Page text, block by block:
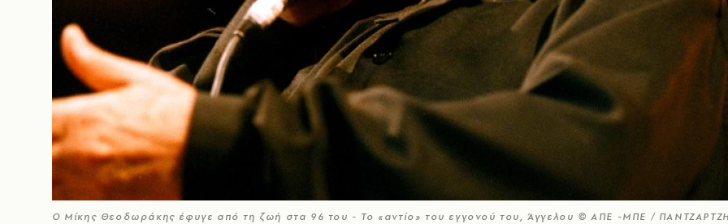
Ο Μίκης Θεοδωράκης έφυγε από τη ζωή στα 96 του - Το «αντίο» του εγγονού του, Άγγελου © ΑΠΕ -ΜΠΕ /